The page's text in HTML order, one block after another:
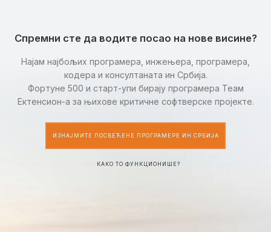
Спремни сте да водите посао на нове висине?
Најам најбољих програмера, инжењера, програмера,
кодера и консултаната ин Србија.
Фортуне 500 и старт-упи бирају програмера Теам
Ектенсион-а за њихове критичне софтверске пројекте.
ИЗНАЈМИТЕ ПОСВЕЋЕНЕ ПРОГРАМЕРЕ ИН СРБИЈА
КАКО ТО ФУНКЦИОНИШЕ?